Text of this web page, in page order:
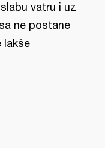
vatru i uz
ne postane
lakše